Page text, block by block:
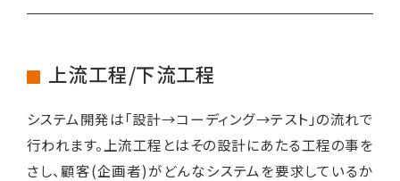
上流工程/下流工程
システム開発は「設計→コーディング→テスト」の流れで
行われます。上流工程とはその設計にあたる工程の事を
さし、顧客(企画者)がどんなシステムを要求しているか